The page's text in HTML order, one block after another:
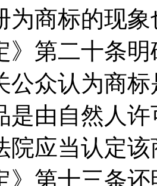
为商标的现
》第二十条
公众认为商
是由自然人
院应当认定
》第十三条